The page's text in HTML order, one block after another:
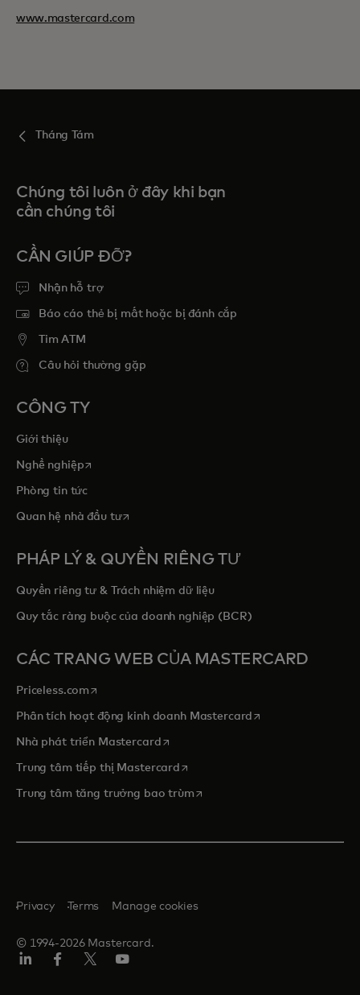
www.mastercard.com
Tháng Tám
Chúng tôi luôn ở đây khi bạn
cần chúng tôi
CẦN GIÚP ĐỠ?
Nhận hỗ trợ
Báo cáo thẻ bị mất hoặc bị đánh cắp
Tim ATM
Câu hỏi thường gặp
CÔNG TY
Giới thiệu
Nghề nghiệpopens in a new tab
Phòng tin tức
Quan hệ nhà đầu tưopens in a new tab
PHÁP LÝ & QUYỀN RIÊNG TƯ
Quyền riêng tư & Trách nhiệm dữ liệu
Quy tắc ràng buộc của doanh nghiệp (BCR)
CÁC TRANG WEB CỦA MASTERCARD
Priceless.com opens in a new tab
Phân tích hoạt động kinh doanh Mastercard opens in a new tab
Nhà phát triển Mastercardopens in a new tab
Trung tâm tiếp thị Mastercardopens in a new tab
Trung tâm tăng trưởng bao trùmopens in a new tab
© 1994-2026 Mastercard.
Privacy Terms Manage cookies